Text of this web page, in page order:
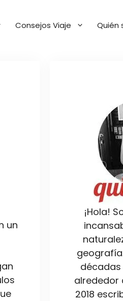
Consejos Viaje Quién
un
¡Hola!
alrededor
2018